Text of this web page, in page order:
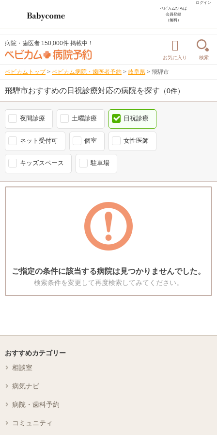
ログイン
ベビカムひろば
会員登録
（無料）
病院・歯医者 150,000件 掲載中！
お気に入り 検索
ベビカムトップ > ベビカム病院・歯医者予約 > 岐阜県 > 飛騨市
飛騨市おすすめの日祝診療対応の病院を探す （0件）
夜間診療 土曜診療 日祝診療
ネット受付可 個室 女性医師
キッズスペース 駐車場
ご指定の条件に該当する病院は見つかりませんでした。
検索条件を変更して再度検索してみてください。
おすすめカテゴリー
相談室
病気ナビ
病院・歯科予約
コミュニティ